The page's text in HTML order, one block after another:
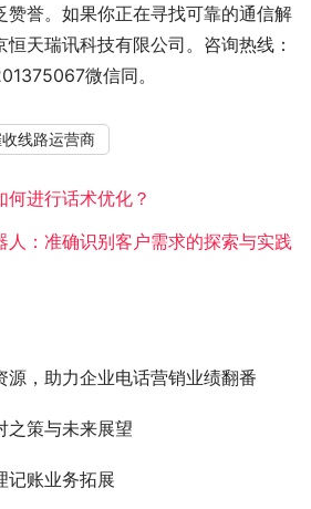
赞誉。如果你正在寻找可靠的通信解
天瑞讯科技有限公司。咨询热线：
微信同。
线路运营商
何进行话术优化？
人：准确识别客户需求的探索与实践
源，助力企业电话营销业绩翻番
之策与未来展望
记账业务拓展